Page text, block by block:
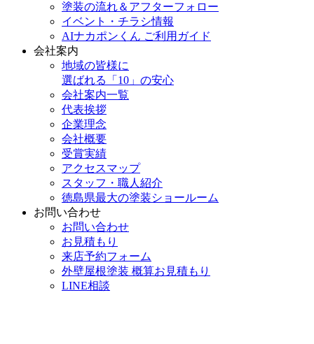
塗装の流れ＆アフターフォロー
イベント・チラシ情報
AIナカポンくん ご利用ガイド
会社案内
地域の皆様に
選ばれる「10」の安心
会社案内一覧
代表挨拶
企業理念
会社概要
受賞実績
アクセスマップ
スタッフ・職人紹介
徳島県最大の塗装ショールーム
お問い合わせ
お問い合わせ
お見積もり
来店予約フォーム
外壁屋根塗装 概算お見積もり
LINE相談